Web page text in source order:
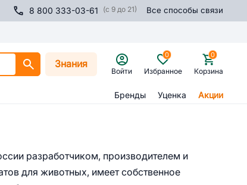
8 800 333-03-61 (с 9 до 21) Все способы связи
Знания
Войти Избранное
0
Корзина
0
Бренды Уценка Акции
разработчиком, производителем и
для животных, имеет собственное